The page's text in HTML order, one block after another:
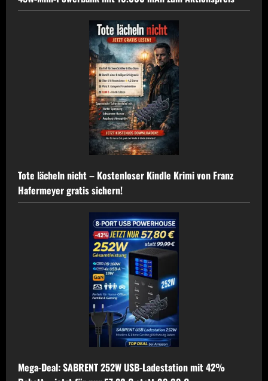
Tote lächeln nicht – Kostenloser Kindle Krimi von Franz
Hafermeyer gratis sichern!
Mega-Deal: SABRENT 252W USB-Ladestation mit 42%